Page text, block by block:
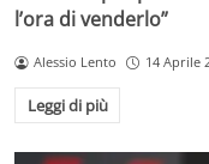
l’ora di venderlo”
Alessio Lento 14 Aprile
Leggi di più